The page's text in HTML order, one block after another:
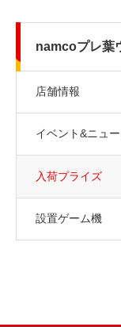
namcoプレ葉
店舗情報
イベント&ニュー
入荷プライズ
設置ゲーム機